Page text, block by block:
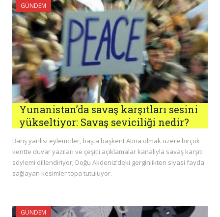
GÜNDEM
Yunanistan’da savaş karşıtları sesini
yükseltiyor: Savaş seviciliği nedir?
Barış yanlısı eylemciler, başta başkent Atina olmak üzere birçok
kentte duvar yazıları ve çeşitli açıklamalar kanalıyla savaş karşıtı
söylemi dillendiriyor; Doğu Akdeniz’deki gerginlikten siyasi fayda
sağlayan kesimler topa tutuluyor.
GÜNDEM